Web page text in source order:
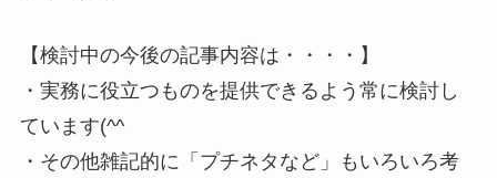
【検討中の今後の記事内容は・・・・】
・実務に役立つものを提供できるよう常に検討し
ています(^^ゞ
・その他雑記的に「プチネタなど」もいろいろ考